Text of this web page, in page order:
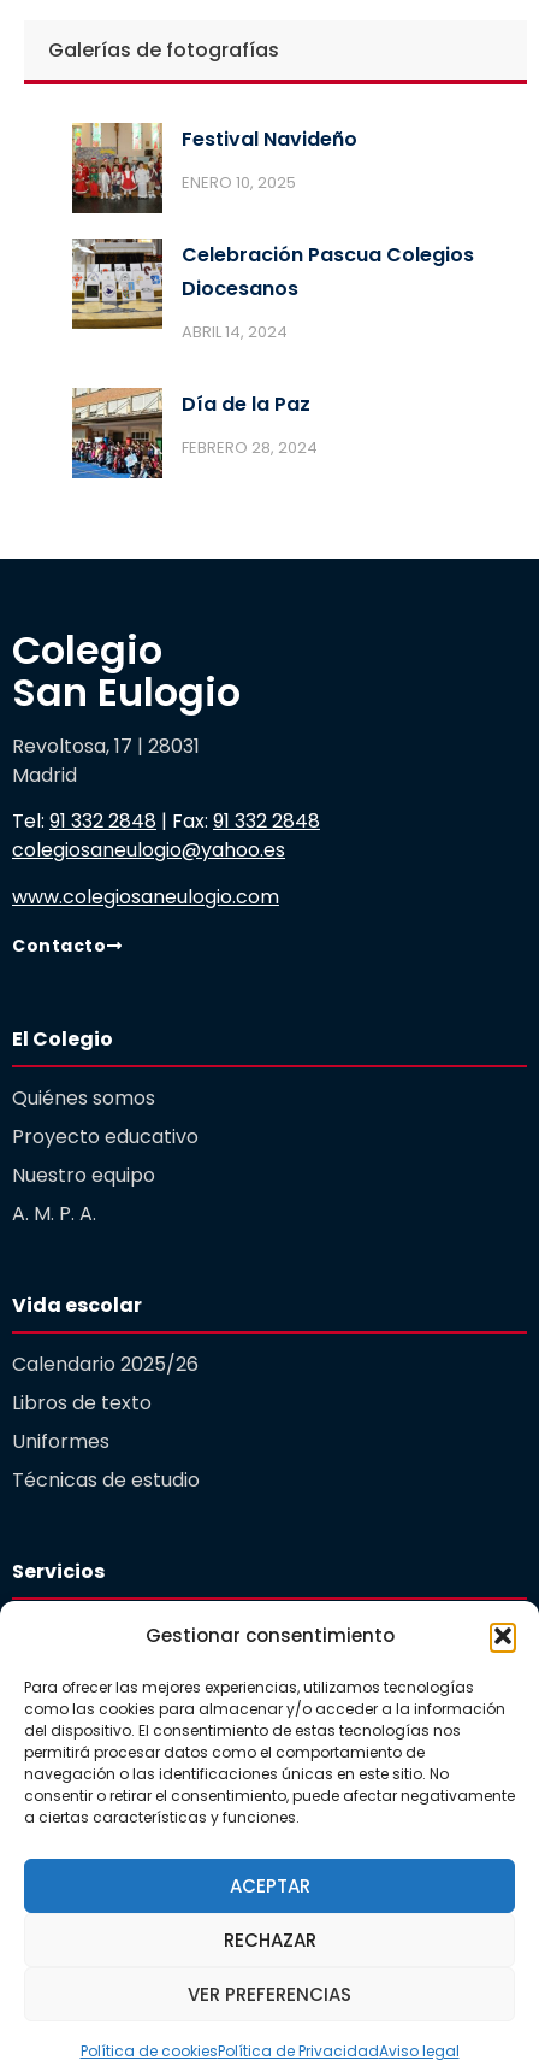
Gestionar consentimiento
Para ofrecer las mejores experiencias, utilizamos tecnologías
como las cookies para almacenar y/o acceder a la información
del dispositivo. El consentimiento de estas tecnologías nos
permitirá procesar datos como el comportamiento de
navegación o las identificaciones únicas en este sitio. No
consentir o retirar el consentimiento, puede afectar negativamente
a ciertas características y funciones.
ACEPTAR
RECHAZAR
VER PREFERENCIAS
Política de cookiesPolítica de PrivacidadAviso legal
Galerías de fotografías
Festival Navideño
ENERO 10, 2025
Celebración Pascua Colegios
Diocesanos
ABRIL 14, 2024
Día de la Paz
FEBRERO 28, 2024
Colegio
San Eulogio
Revoltosa, 17 | 28031
Madrid
Tel: 91 332 2848 | Fax: 91 332 2848
colegiosaneulogio@yahoo.es
www.colegiosaneulogio.com
Contacto
El Colegio
Quiénes somos
Proyecto educativo
Nuestro equipo
A. M. P. A.
Vida escolar
Calendario 2025/26
Libros de texto
Uniformes
Técnicas de estudio
Servicios
Plataforma educativa
Comedor Escolar
Guardería
Actualidad